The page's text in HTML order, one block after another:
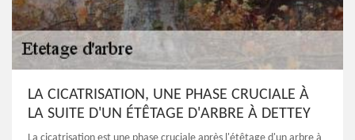
LA CICATRISATION, UNE PHASE CRUCIALE À
LA SUITE D'UN ÉTÊTAGE D'ARBRE À DETTEY